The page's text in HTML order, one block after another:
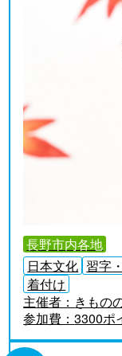
長野市内各地
日本文化 習字
着付け
主催者： きもの
参加費：3300ポ